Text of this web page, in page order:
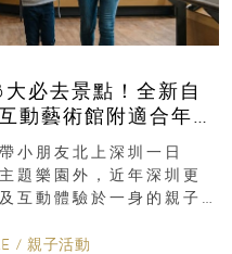
必去景點！全新自
動藝術館附適合年
小朋友北上深圳一日
題樂園外，近年深圳更
互動體驗於一身的親子
/ 親子活動